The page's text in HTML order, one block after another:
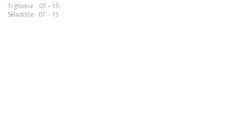
Trgovina 07 – 15
Skladišče 07 – 15